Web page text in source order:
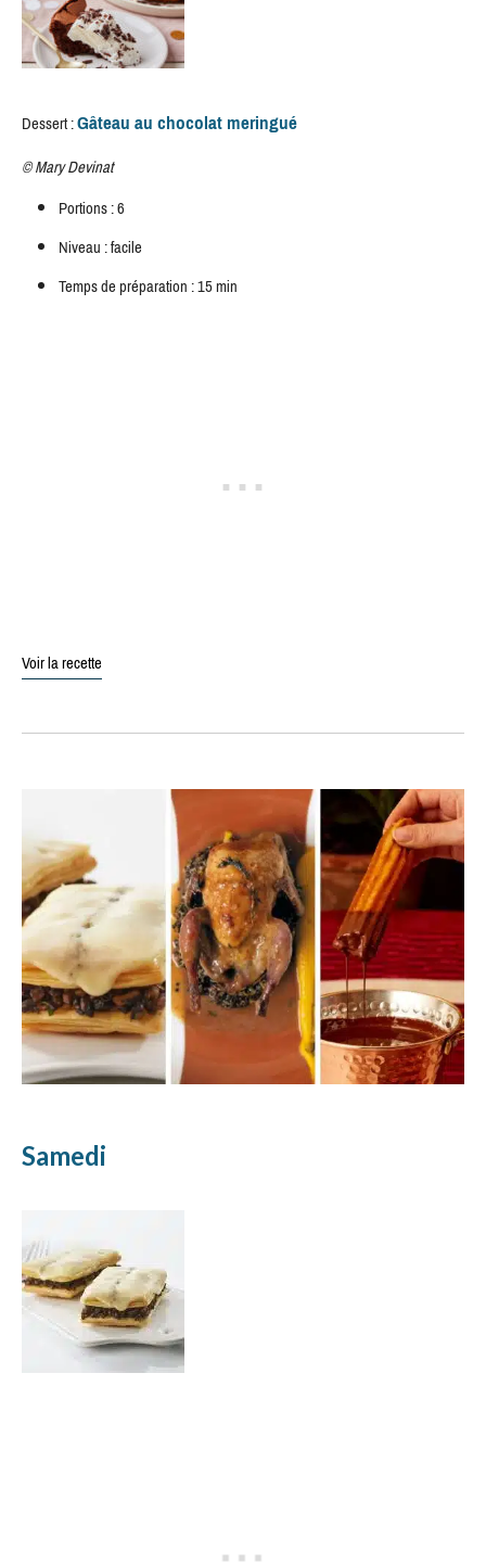
Dessert :Gâteau au chocolat meringué
©Mary Devinat
Portions : 6
Niveau : facile
Temps de préparation : 15 min
Voir la recette
Samedi